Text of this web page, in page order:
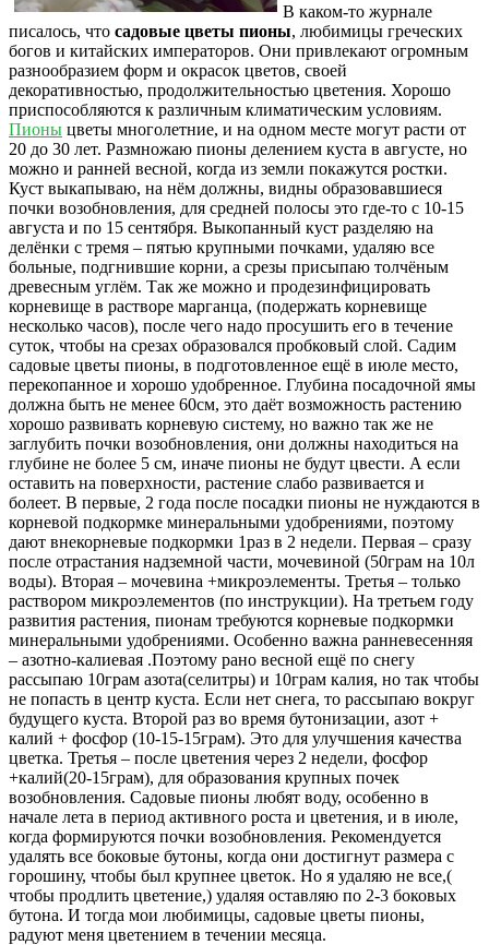
В каком-то журнале
писалось, что садовые цветы пионы, любимицы греческих
богов и китайских императоров. Они привлекают огромным
разнообразием форм и окрасок цветов, своей
декоративностью, продолжительностью цветения. Хорошо
приспособляются к различным климатическим условиям.
Пионы цветы многолетние, и на одном месте могут расти от
20 до 30 лет. Размножаю пионы делением куста в августе, но
можно и ранней весной, когда из земли покажутся ростки.
Куст выкапываю, на нём должны, видны образовавшиеся
почки возобновления, для средней полосы это где-то с 10-15
августа и по 15 сентября. Выкопанный куст разделяю на
делёнки с тремя – пятью крупными почками, удаляю все
больные, подгнившие корни, а срезы присыпаю толчёным
древесным углём. Так же можно и продезинфицировать
корневище в растворе марганца, (подержать корневище
несколько часов), после чего надо просушить его в течение
суток, чтобы на срезах образовался пробковый слой. Садим
садовые цветы пионы, в подготовленное ещё в июле место,
перекопанное и хорошо удобренное. Глубина посадочной ямы
должна быть не менее 60см, это даёт возможность растению
хорошо развивать корневую систему, но важно так же не
заглубить почки возобновления, они должны находиться на
глубине не более 5 см, иначе пионы не будут цвести. А если
оставить на поверхности, растение слабо развивается и
болеет. В первые, 2 года после посадки пионы не нуждаются в
корневой подкормке минеральными удобрениями, поэтому
дают внекорневые подкормки 1раз в 2 недели. Первая – сразу
после отрастания надземной части, мочевиной (50грам на 10л
воды). Вторая – мочевина +микроэлементы. Третья – только
раствором микроэлементов (по инструкции). На третьем году
развития растения, пионам требуются корневые подкормки
минеральными удобрениями. Особенно важна ранневесенняя
– азотно-калиевая .Поэтому рано весной ещё по снегу
рассыпаю 10грам азота(селитры) и 10грам калия, но так чтобы
не попасть в центр куста. Если нет снега, то рассыпаю вокруг
будущего куста. Второй раз во время бутонизации, азот +
калий + фосфор (10-15-15грам). Это для улучшения качества
цветка. Третья – после цветения через 2 недели, фосфор
+калий(20-15грам), для образования крупных почек
возобновления. Садовые пионы любят воду, особенно в
начале лета в период активного роста и цветения, и в июле,
когда формируются почки возобновления. Рекомендуется
удалять все боковые бутоны, когда они достигнут размера с
горошину, чтобы был крупнее цветок. Но я удаляю не все,(
чтобы продлить цветение,) удаляя оставляю по 2-3 боковых
бутона. И тогда мои любимицы, садовые цветы пионы,
радуют меня цветением в течении месяца.